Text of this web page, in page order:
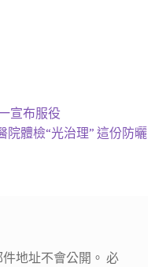
宣布服役
體檢“光治理” 這份防曬
地址不會公開。 必